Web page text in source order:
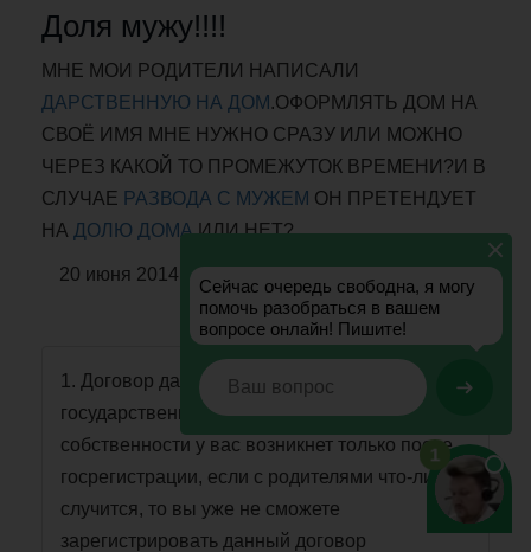
Доля мужу!!!!
МНЕ МОИ РОДИТЕЛИ НАПИСАЛИ
ДАРСТВЕННУЮ НА ДОМ .ОФОРМЛЯТЬ ДОМ НА
СВОЁ ИМЯ МНЕ НУЖНО СРАЗУ ИЛИ МОЖНО
ЧЕРЕЗ КАКОЙ ТО ПРОМЕЖУТОК ВРЕМЕНИ?И В
СЛУЧАЕ РАЗВОДА С МУЖЕМ ОН ПРЕТЕНДУЕТ
НА ДОЛЮ ДОМАИЛИ НЕТ?
20 июня 2014 г. 09:53
Ксения, Москва
1. Договор дарения необходимо сдать на
государственную регистрации, право
собственности у вас возникнет только после
госрегистрации, если с родителями что-либо
случится, то вы уже не сможете
зарегистрировать данный договор